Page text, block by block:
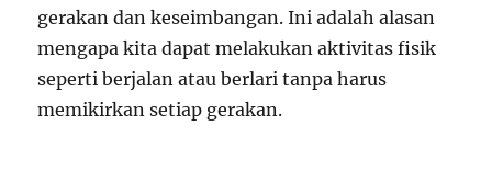
gerakan dan keseimbangan. Ini adalah alasan
mengapa kita dapat melakukan aktivitas fisik
seperti berjalan atau berlari tanpa harus
memikirkan setiap gerakan.